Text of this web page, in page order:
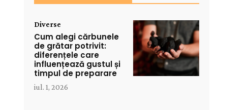
Diverse
Cum alegi cărbunele
de grătar potrivit:
diferențele care
influențează gustul și
timpul de preparare
iul. 1, 2026